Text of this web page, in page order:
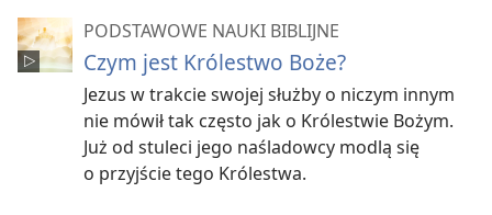
PODSTAWOWE NAUKI BIBLIJNE
Czym jest Królestwo Boże?
Jezus w trakcie swojej służby o niczym innym
nie mówił tak często jak o Królestwie Bożym.
Już od stuleci jego naśladowcy modlą się
o przyjście tego Królestwa.